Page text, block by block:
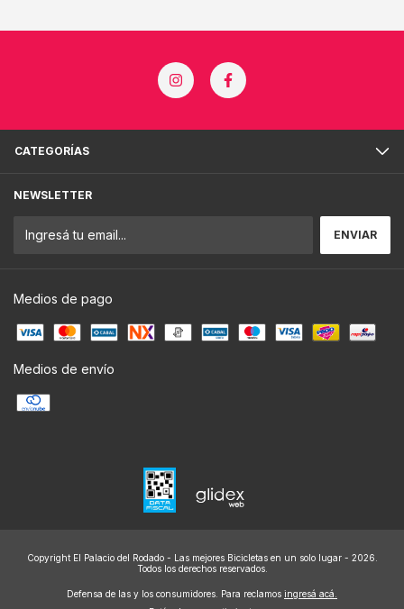
CATEGORÍAS
NEWSLETTER
Medios de pago
Medios de envío
Copyright El Palacio del Rodado - Las mejores Bicicletas en un solo lugar - 2026.
Todos los derechos reservados.
Defensa de las y los consumidores. Para reclamos ingresá acá.